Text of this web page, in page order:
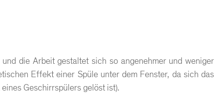
die Arbeit gestaltet sich so angenehmer und weniger
Effekt einer Spüle unter dem Fenster, da sich das
Geschirrspülers gelöst ist).